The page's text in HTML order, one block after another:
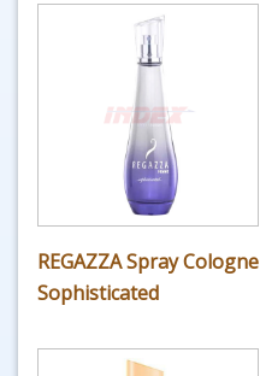
REGAZZA Spray Cologne
Sophisticated